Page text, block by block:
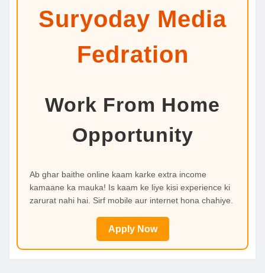
Suryoday Media
Fedration
Work From Home
Opportunity
Ab ghar baithe online kaam karke extra income
kamaane ka mauka! Is kaam ke liye kisi experience ki
zarurat nahi hai. Sirf mobile aur internet hona chahiye.
Apply Now